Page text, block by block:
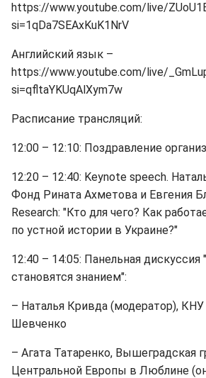
https://www.youtube.com/live/
si=1qDa7SEAxKuK1NrV
Английский язык –
https://www.youtube.com/live/
si=qfltaYKUqAlXym7w
Расписание трансляций:
12:00 – 12:10: Поздравление
12:20 – 12:40: Keynote speech.
Фонд Рината Ахметова и Евгения
Research: "Кто для чего? Как
по устной истории в Украине?"
12:40 – 14:05: Панельная
становятся знанием":
– Наталья Кривда (модератор), КНУ
Шевченко
– Агата Татаренко, Вышеградская
Центральной Европы в Люблине